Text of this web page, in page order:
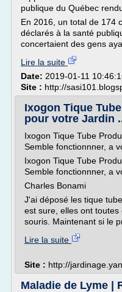
publique du Québec
En 2016, un total de 174
déclarés à la santé
concertaient des gens
Lire la suite
Date: 2019-01-11
Site : http://
Ixogon Tique
pour votre Jardin
Ixogon Tique Tube
Semble fonctionnner, a
Ixogon Tique Tube
Semble fonctionnner, a
Charles Bonami
J'ai déposé les tique
est sure, elles ont
souris. Maintenant si le
Lire la suite
Site : http://
Maladie de Lyme |